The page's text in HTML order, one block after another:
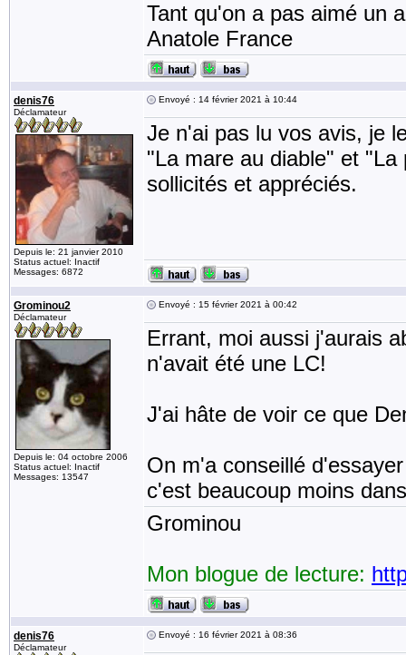
Tant qu'on a pas aimé un
Anatole France
denis76
Déclamateur
Depuis le: 21 janvier 2010
Status actuel: Inactif
Messages: 6872
Envoyé : 14 février 2021 à 10:44
Je n'ai pas lu vos avis, je
"La mare au diable" et
sollicités et appréciés.
Grominou2
Déclamateur
Depuis le: 04 octobre 2006
Status actuel: Inactif
Messages: 13547
Envoyé : 15 février 2021 à 00:42
Errant, moi aussi j'aurais
n'avait été une LC!
J'ai hâte de voir ce que
On m'a conseillé
c'est beaucoup moins
Grominou
Mon blogue de lecture:
denis76
Déclamateur
Envoyé : 16 février 2021 à 08:36